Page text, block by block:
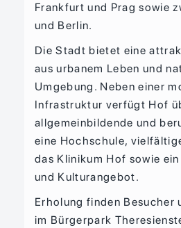
Frankfurt und Prag sowie
und Berlin.
Die Stadt bietet eine
aus urbanem Leben und
Umgebung. Neben einer
Infrastruktur verfügt Hof
allgemeinbildende und
eine Hochschule,
das Klinikum Hof sowie
und Kulturangebot.
Erholung finden Besucher
im Bürgerpark